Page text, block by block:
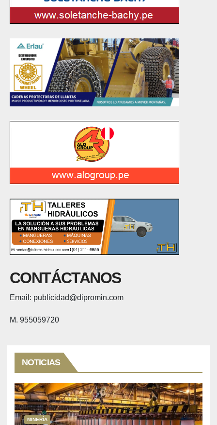
CONTÁCTANOS
Email: publicidad@dipromin.com
M. 955059720
NOTICIAS
MINERÍA